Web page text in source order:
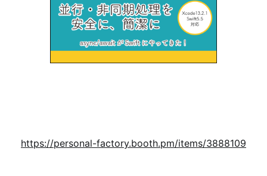
https://personal-factory.booth.pm/items/3888109